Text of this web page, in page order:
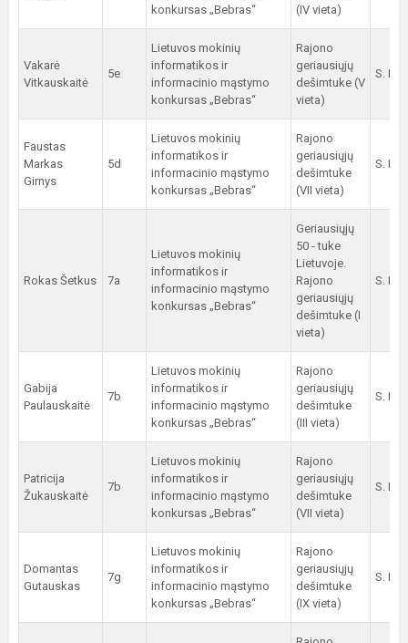
konkursas „Bebras“
(IV vieta)
Vakarė
Vitkauskaitė
5e
Lietuvos mokinių
informatikos ir
informacinio mąstymo
konkursas „Bebras“
Rajono
geriausiųjų
dešimtuke (V
vieta)
S.
Faustas
Markas
Girnys
5d
Lietuvos mokinių
informatikos ir
informacinio mąstymo
konkursas „Bebras“
Rajono
geriausiųjų
dešimtuke
(VII vieta)
S.
Rokas Šetkus 7a
Lietuvos mokinių
informatikos ir
informacinio mąstymo
konkursas „Bebras“
Geriausiųjų
50 - tuke
Lietuvoje.
Rajono
geriausiųjų
dešimtuke (I
vieta)
S.
Gabija
Paulauskaitė
7b
Lietuvos mokinių
informatikos ir
informacinio mąstymo
konkursas „Bebras“
Rajono
geriausiųjų
dešimtuke
(III vieta)
S.
Patricija
Žukauskaitė
7b
Lietuvos mokinių
informatikos ir
informacinio mąstymo
konkursas „Bebras“
Rajono
geriausiųjų
dešimtuke
(VII vieta)
S.
Domantas
Gutauskas
7g
Lietuvos mokinių
informatikos ir
informacinio mąstymo
konkursas „Bebras“
Rajono
geriausiųjų
dešimtuke
(IX vieta)
S.